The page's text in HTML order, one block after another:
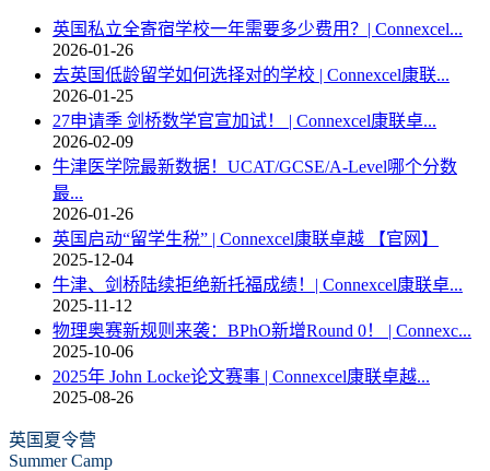
英国私立全寄宿学校一年需要多少费用？| Connexcel...
2026-01-26
去英国低龄留学如何选择对的学校 | Connexcel康联...
2026-01-25
27申请季 剑桥数学官宣加试！ | Connexcel康联卓...
2026-02-09
牛津医学院最新数据！UCAT/GCSE/A-Level哪个分数
最...
2026-01-26
英国启动“留学生税” | Connexcel康联卓越 【官网】
2025-12-04
牛津、剑桥陆续拒绝新托福成绩！| Connexcel康联卓...
2025-11-12
物理奥赛新规则来袭：BPhO新增Round 0！ | Connexc...
2025-10-06
2025年 John Locke论文赛事 | Connexcel康联卓越...
2025-08-26
英国夏令营
Summer Camp